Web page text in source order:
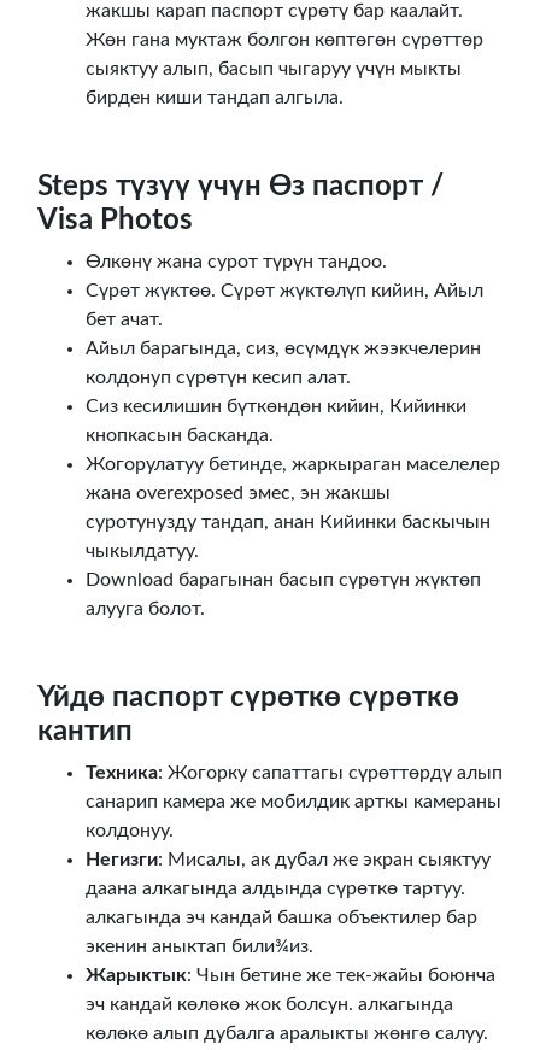
жакшы карап паспорт сүрөтү бар каалайт.
Жөн гана муктаж болгон көптөгөн сүрөттөр
сыяктуу алып, басып чыгаруу үчүн мыкты
бирден киши тандап алгыла.
Steps түзүү үчүн Өз паспорт /
Visa Photos
Өлкөнү жана сурот түрүн тандоо.
Сүрөт жүктөө. Сүрөт жүктөлүп кийин, Айыл
бет ачат.
Айыл барагында, сиз, өсүмдүк жээкчелерин
колдонуп сүрөтүн кесип алат.
Сиз кесилишин бүткөндөн кийин, Кийинки
кнопкасын басканда.
Жогорулатуу бетинде, жаркыраган маселелер
жана overexposed эмес, эн жакшы
суротунузду тандап, анан Кийинки баскычын
чыкылдатуу.
Download барагынан басып сүрөтүн жүктөп
алууга болот.
Үйдө паспорт сүрөткө сүрөткө
кантип
Техника: Жогорку сапаттагы сүрөттөрдү алып
санарип камера же мобилдик арткы камераны
колдонуу.
Негизги: Мисалы, ак дубал же экран сыяктуу
даана алкагында алдында сүрөткө тартуу.
алкагында эч кандай башка объектилер бар
экенин аныктап били¾из.
Жарыктык: Чын бетине же тек-жайы боюнча
эч кандай көлөкө жок болсун. алкагында
көлөкө алып дубалга аралыкты жөнгө салуу.